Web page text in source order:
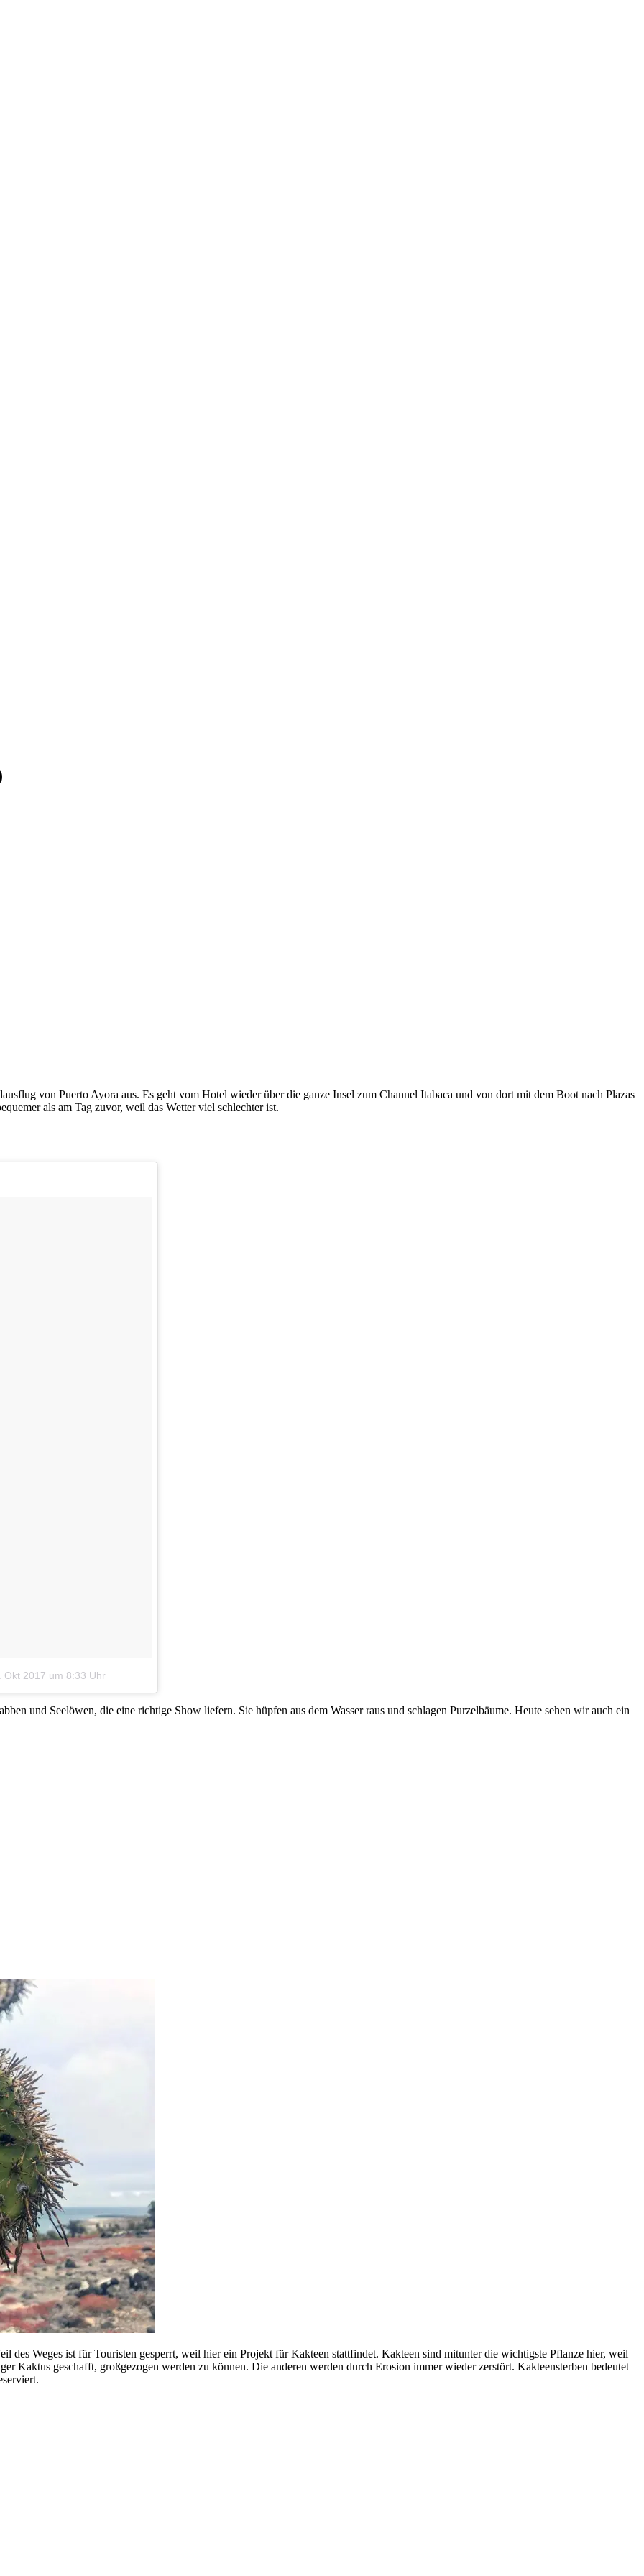
von Puerto Ayora aus. Es geht vom Hotel wieder über die ganze Insel zum Channel Itabaca und von dort mit dem Boot nach Plazas
als am Tag zuvor, weil das Wetter viel schlechter ist.
Okt 2017 um 8:33 Uhr
und Seelöwen, die eine richtige Show liefern. Sie hüpfen aus dem Wasser raus und schlagen Purzelbäume. Heute sehen wir auch ein
des Weges ist für Touristen gesperrt, weil hier ein Projekt für Kakteen stattfindet. Kakteen sind mitunter die wichtigste Pflanze hier, weil
Kaktus geschafft, großgezogen werden zu können. Die anderen werden durch Erosion immer wieder zerstört. Kakteensterben bedeutet